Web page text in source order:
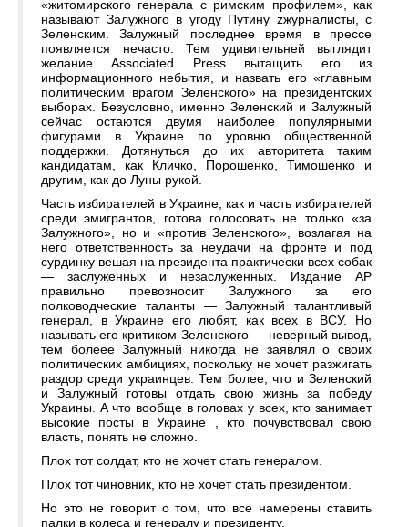
«житомирского генерала с римским профилем», как
называют Залужного в угоду Путину zжурналисты, с
Зеленским. Залужный последнее время в прессе
появляется нечасто. Тем удивительней выглядит
желание Associated Press вытащить его из
информационного небытия, и назвать его «главным
политическим врагом Зеленского» на президентских
выборах. Безусловно, именно Зеленский и Залужный
сейчас остаются двумя наиболее популярными
фигурами в Украине по уровню общественной
поддержки. Дотянуться до их авторитета таким
кандидатам, как Кличко, Порошенко, Тимошенко и
другим, как до Луны рукой.
Часть избирателей в Украине, как и часть избирателей
среди эмигрантов, готова голосовать не только «за
Залужного», но и «против Зеленского», возлагая на
него ответственность за неудачи на фронте и под
сурдинку вешая на президента практически всех собак
— заслуженных и незаслуженных. Издание АР
правильно превозносит Залужного за его
полководческие таланты — Залужный талантливый
генерал, в Украине его любят, как всех в ВСУ. Но
называть его критиком Зеленского — неверный вывод,
тем болеее Залужный никогда не заявлял о своих
политических амбициях, поскольку не хочет разжигать
раздор среди украинцев. Тем более, что и Зеленский
и Залужный готовы отдать свою жизнь за победу
Украины. А что вообще в головах у всех, кто занимает
высокие посты в Украине , кто почувствовал свою
власть, понять не сложно.
Плох тот солдат, кто не хочет стать генералом.
Плох тот чиновник, кто не хочет стать президентом.
Но это не говорит о том, что все намерены ставить
палки в колеса и генералу и президенту.